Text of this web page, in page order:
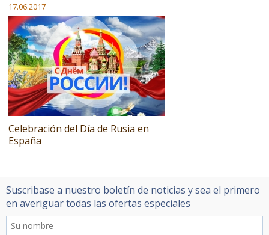
17.06.2017
Сelebración del Día de Rusia en
España
Suscribase a nuestro boletín de noticias y sea el primero
en averiguar todas las ofertas especiales